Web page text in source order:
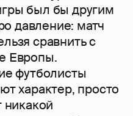
был бы другим
давление: матч
сравнить с
Европы.
футболисты
характер, просто
никакой